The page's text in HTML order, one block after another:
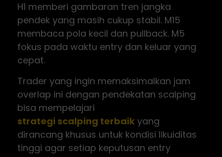
H1 memberi gambaran tren jangka
pendek yang masih cukup stabil. M15
membaca pola kecil dan pullback. M5
fokus pada waktu entry dan keluar yang
cepat.
Trader yang ingin memaksimalkan jam
overlap ini dengan pendekatan scalping
bisa mempelajari
strategi scalping terbaik yang
dirancang khusus untuk kondisi likuiditas
tinggi agar setiap keputusan entry